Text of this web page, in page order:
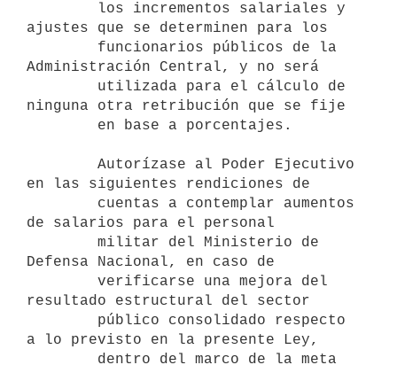
ajustes que se determinen para los
Administración Central, y no será
ninguna otra retribución que se fije
en las siguientes rendiciones de
de salarios para el personal
Defensa Nacional, en caso de
resultado estructural del sector
a lo previsto en la presente Ley,